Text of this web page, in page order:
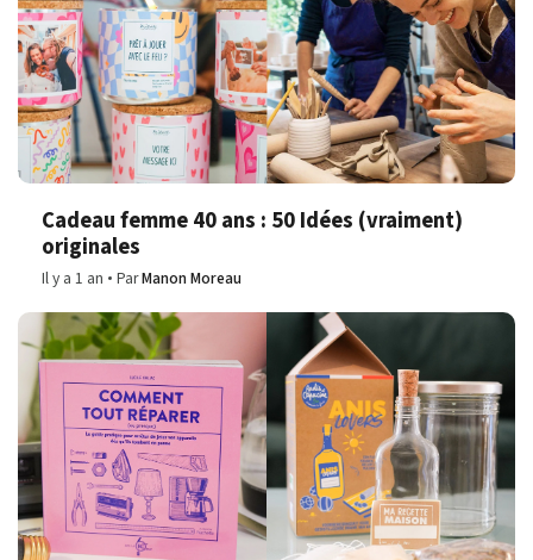
Cadeau femme 40 ans : 50 Idées (vraiment)
originales
Il y a 1 an ParManon Moreau